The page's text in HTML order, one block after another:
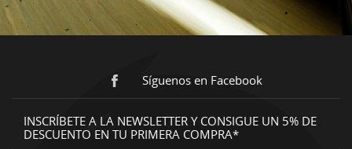
Síguenos en Facebook
INSCRÍBETE A LA NEWSLETTER Y CONSIGUE UN 5% DE
DESCUENTO EN TU PRIMERA COMPRA*